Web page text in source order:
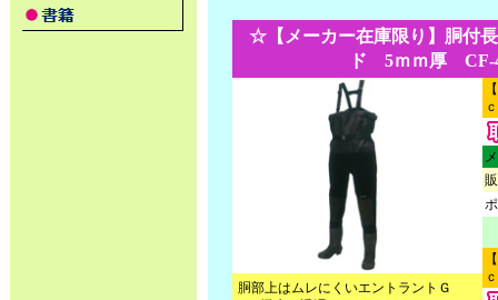
☆【メーカー在庫限り】胴付
ド 5ｍｍ厚 CF-
胴部上はムレにくいエントラントＧ